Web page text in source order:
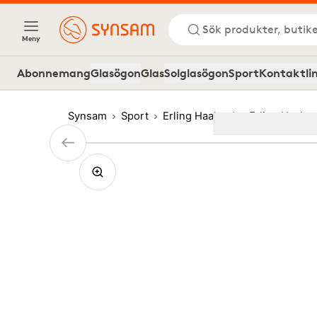
Meny
Sök produkter,
AbonnemangGlasögonGlasSolglasögonSport
Synsam Sport Erling Haaland Erling